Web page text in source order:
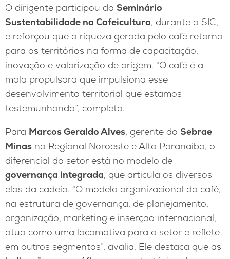
O dirigente participou do Seminário
Sustentabilidade na Cafeicultura, durante a SIC,
e reforçou que a riqueza gerada pelo café retorna
para os territórios na forma de capacitação,
inovação e valorização de origem. “O café é a
mola propulsora que impulsiona esse
desenvolvimento territorial que estamos
testemunhando”, completa.
Para Marcos Geraldo Alves, gerente do Sebrae
Minas na Regional Noroeste e Alto Paranaíba, o
diferencial do setor está no modelo de
governança integrada, que articula os diversos
elos da cadeia. “O modelo organizacional do café,
na estrutura de governança, de planejamento,
organização, marketing e inserção internacional,
atua como uma locomotiva para o setor e reflete
em outros segmentos”, avalia. Ele destaca que as